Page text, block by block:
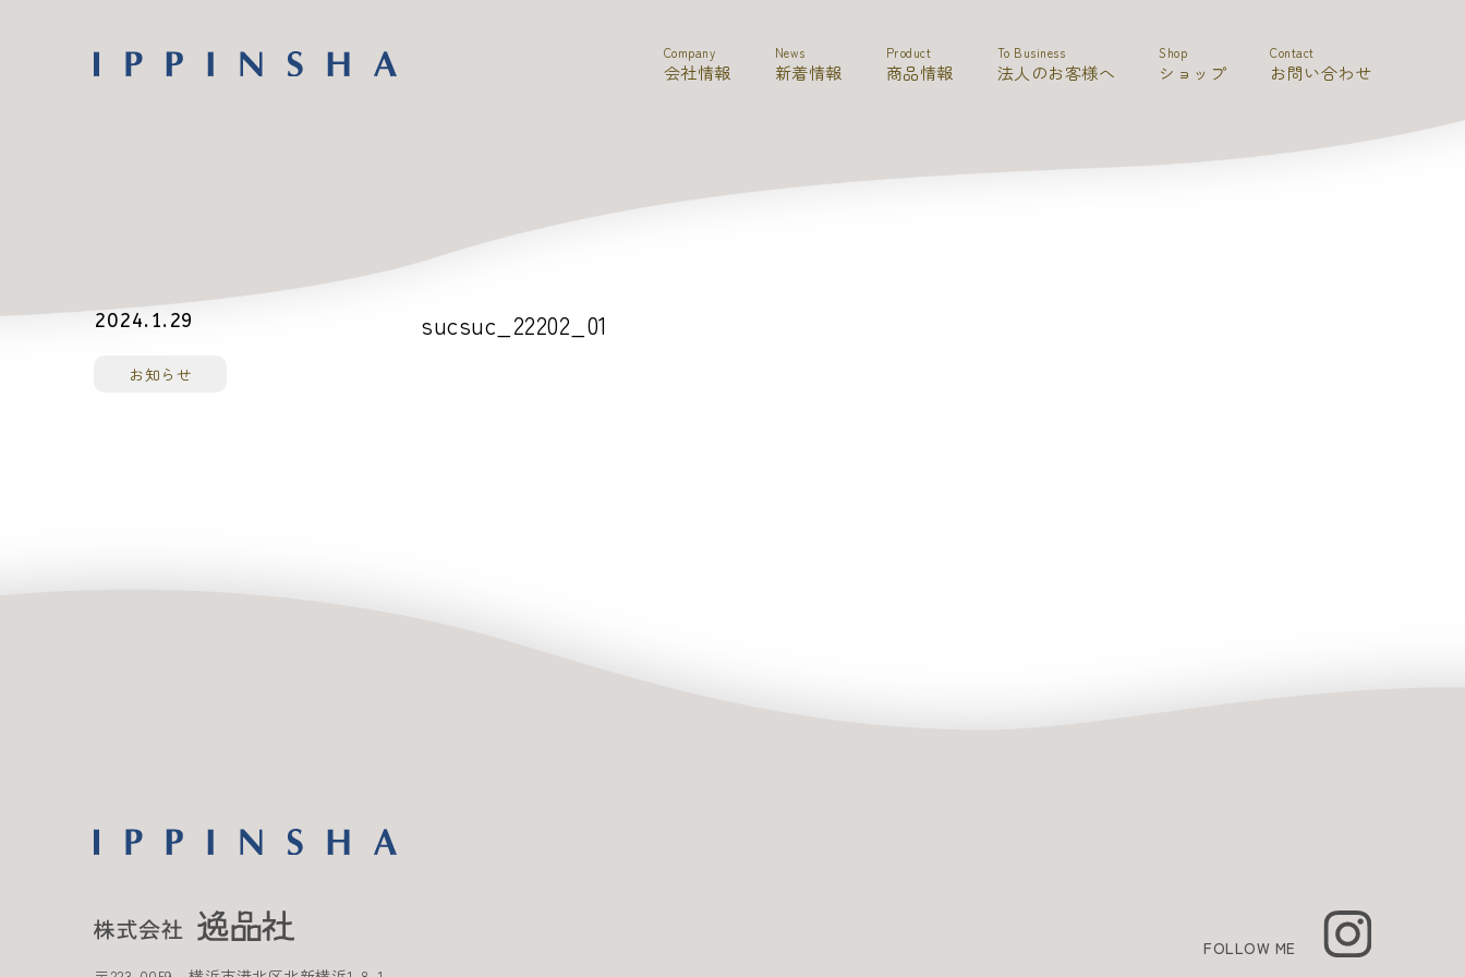
Company
会社情報
News
新着情報
Product
商品情報
To Business
法人のお客様へ
Shop
ショップ
Contact
お問い合わせ
2024.1.29
お知らせ
sucsuc_22202_01
FOLLOW ME